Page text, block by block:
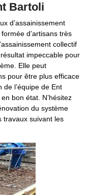
Bartoli
d’assainissement
d’artisans très
collectif
impeccable pour
Elle peut
pour être plus efficace
de l’équipe de Ent
bon état. N’hésitez
du système
travaux suivant les